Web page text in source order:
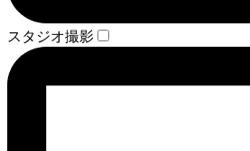
スタジオ撮影